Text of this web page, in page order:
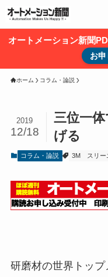
オートメーション新聞
お
ホーム コラム・論説
三位一
げる
2019
12/18
コラム・論説 3M スリー
研磨材の世界トッ